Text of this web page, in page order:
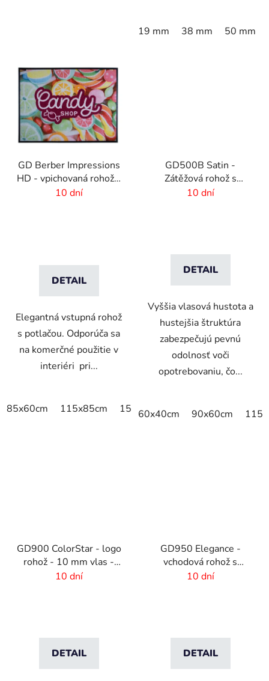
19 mm 38 mm 50 mm
GD Berber Impressions
HD - vpichovaná rohož s
logom
10 dní
DETAIL
Elegantná vstupná rohož
s potlačou. Odporúča sa
na komerčné použitie v
interiéri pri...
85x60cm 115x85cm 150x85cm 180x115cm
GD500B Satin -
Zátěžová rohož s
digitálnou potlačou a
10 dní
DETAIL
Vyššia vlasová hustota a
hustejšia štruktúra
zabezpečujú pevnú
odolnosť voči
opotrebovaniu, čo...
60x40cm 90x60cm
GD900 ColorStar - logo
rohož - 10 mm vlas -
rozmer na mieru
10 dní
DETAIL
GD950 Elegance -
vchodová rohož s
digitálnou potlačou - 6
10 dní
DETAIL